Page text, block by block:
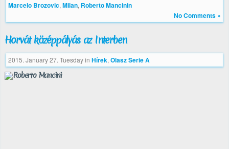
Marcelo Brozovic, Milan, Roberto Mancinin
No Comments »
Horvát középpályás az Interben
2015. January 27. Tuesdayin Hírek, Olasz Serie A